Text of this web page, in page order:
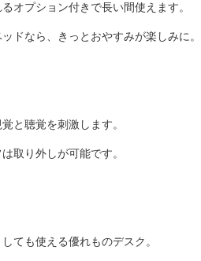
オプション付きで長い間使えます。
ドなら、きっとおやすみが楽しみに。
と聴覚を刺激します。
取り外しが可能です。
ても使える優れものデスク。